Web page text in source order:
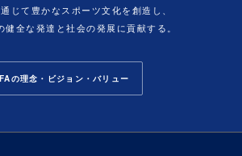
じて豊かなスポーツ文化を創造し、
健全な発達と社会の発展に貢献する。
の理念・ビジョン・バリュー